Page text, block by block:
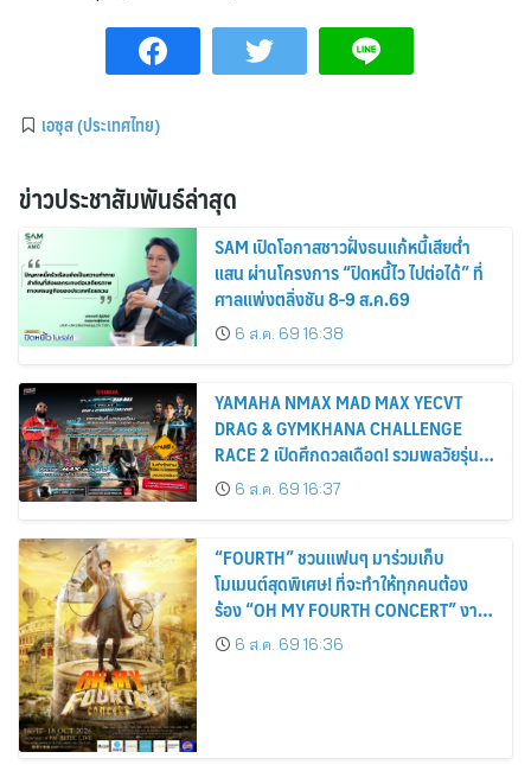
เอซุส (ประเทศไทย)
ข่าวประชาสัมพันธ์ล่าสุด
SAM เปิดโอกาสชาวฝั่งธนแก้หนี้เสียต่ำ
แสน ผ่านโครงการ “ปิดหนี้ไว ไปต่อได้” ที่
ศาลแพ่งตลิ่งชัน 8-9 ส.ค.69
6 ส.ค. 69 16:38
YAMAHA NMAX MAD MAX YECVT
DRAG & GYMKHANA CHALLENGE
RACE 2 เปิดศึกดวลเดือด! รวมพลวัยรุ่น
ชามไฟฟ้า ล่าตำแหน่ง KING OF MAX
6 ส.ค. 69 16:37
“FOURTH” ชวนแฟนๆ มาร่วมเก็บ
โมเมนต์สุดพิเศษ! ที่จะทำให้ทุกคนต้อง
ร้อง “OH MY FOURTH CONCERT” งาน
คอนเสิร์ตเดี่ยวครั้งยิ่งใหญ่สุดมหัศจรรย์ 3
วัน 16-17-18 ตุลาคมนี้ ปักหมุดกดบัตร 16
6 ส.ค. 69 16:36